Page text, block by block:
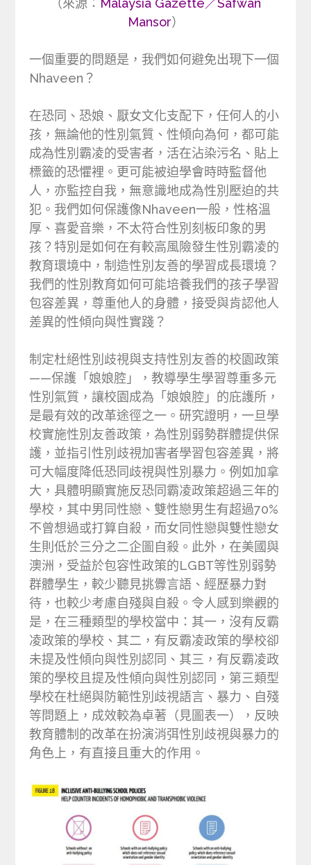
（來源： Malaysia Gazette／Safwan
Mansor）
一個重要的問題是，我們如何避免出現下一個
Nhaveen？
在恐同、恐娘、厭女文化支配下，任何人的小
孩，無論他的性別氣質、性傾向為何，都可能
成為性別霸凌的受害者，活在沾染污名、貼上
標籤的恐懼裡。更可能被迫學會時時監督他
人，亦監控自我，無意識地成為性別壓迫的共
犯。我們如何保護像Nhaveen一般，性格溫
厚、喜愛音樂，不太符合性別刻板印象的男
孩？特別是如何在有較高風險發生性別霸凌的
教育環境中，制造性別友善的學習成長環境？
我們的性別教育如何可能培養我們的孩子學習
包容差異，尊重他人的身體，接受與肯認他人
差異的性傾向與性實踐？
制定杜絕性別歧視與支持性別友善的校園政策
——保護「娘娘腔」，教導學生學習尊重多元
性別氣質，讓校園成為「娘娘腔」的庇護所，
是最有效的改革途徑之一。研究證明，一旦學
校實施性別友善政策，為性別弱勢群體提供保
護，並指引性別歧視加害者學習包容差異，將
可大幅度降低恐同歧視與性別暴力。例如加拿
大，具體明顯實施反恐同霸凌政策超過三年的
學校，其中男同性戀、雙性戀男生有超過70%
不曾想過或打算自殺，而女同性戀與雙性戀女
生則低於三分之二企圖自殺。此外，在美國與
澳洲，受益於包容性政策的LGBT等性別弱勢
群體學生，較少聽見挑釁言語、經歷暴力對
待，也較少考慮自殘與自殺。令人感到樂觀的
是，在三種類型的學校當中：其一，沒有反霸
凌政策的學校、其二，有反霸凌政策的學校卻
未提及性傾向與性別認同、其三，有反霸凌政
策的學校且提及性傾向與性別認同，第三類型
學校在杜絕與防範性別歧視語言、暴力、自殘
等問題上，成效較為卓著（見圖表一），反映
教育體制的改革在扮演消弭性別歧視與暴力的
角色上，有直接且重大的作用。